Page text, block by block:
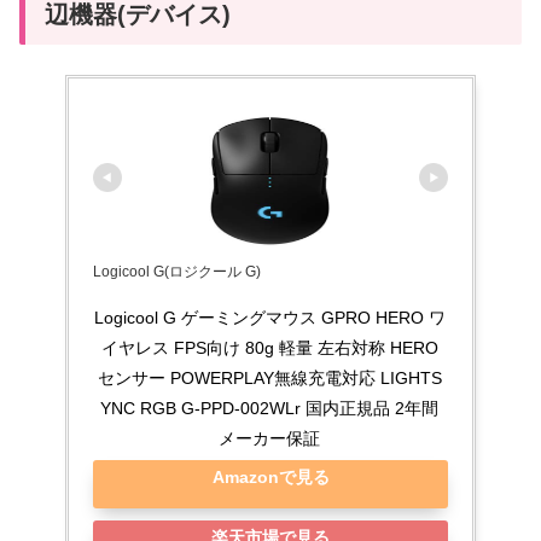
辺機器(デバイス)
Logicool G(ロジクール G)
Logicool G ゲーミングマウス GPRO HERO ワ
イヤレス FPS向け 80g 軽量 左右対称 HERO
センサー POWERPLAY無線充電対応 LIGHTS
YNC RGB G-PPD-002WLr 国内正規品 2年間
メーカー保証
Amazonで見る